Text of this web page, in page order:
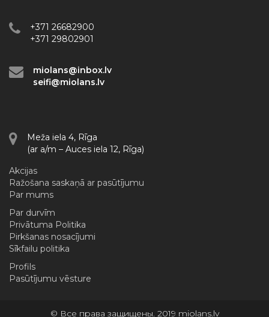
+371 26682900
+371 29802901
miolans@inbox.lv
seifi@miolans.lv
Meža iela 4, Rīga
(ar a/m – Auces iela 12, Rīga)
Akcijas
Ražošana saskaņā ar pasūtījumu
Par mums
Par durvīm
Privātuma Politika
Pirkšanas nosacījumi
Sīkfailu politika
Profils
Pasūtījumu vēsture
© Все права защищены. 2019 miolans.lv